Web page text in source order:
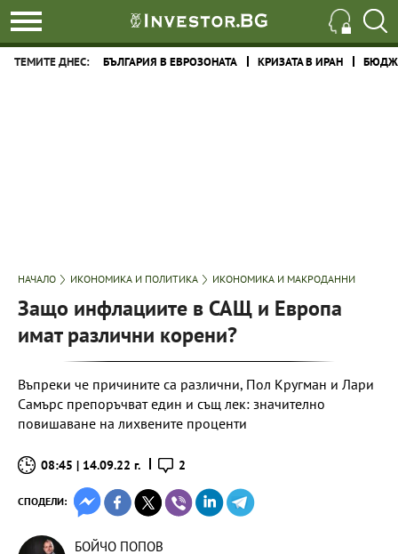
ТЕМИТЕ ДНЕС: БЪЛГАРИЯ В ЕВРОЗОНАТА КРИЗАТА В ИРАН
НАЧАЛО ИКОНОМИКА И ПОЛИТИКА ИКОНОМИКА И МАКРОДАННИ
Защо инфлациите в САЩ и Европа
имат различни корени?
Въпреки че причините са различни, Пол Кругман и Лари
Самърс препоръчват един и същ лек: значително
повишаване на лихвените проценти
08:45 | 14.09.22 г. 2
СПОДЕЛИ:
БОЙЧО ПОПОВ